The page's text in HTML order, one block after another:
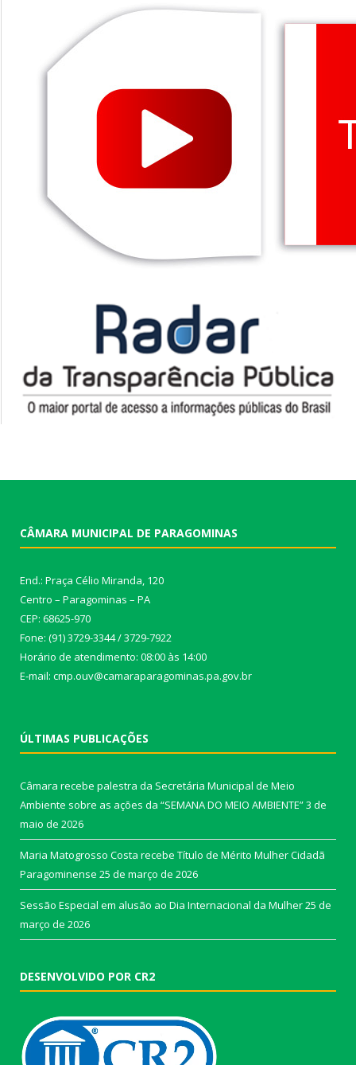
CÂMARA MUNICIPAL DE PARAGOMINAS
End.: Praça Célio Miranda, 120
Centro – Paragominas – PA
CEP: 68625-970
Fone: (91) 3729-3344 / 3729-7922
Horário de atendimento: 08:00 às 14:00
E-mail: cmp.ouv@camaraparagominas.pa.gov.br
ÚLTIMAS PUBLICAÇÕES
Câmara recebe palestra da Secretária Municipal de Meio
Ambiente sobre as ações da “SEMANA DO MEIO AMBIENTE”3 de
maio de 2026
Maria Matogrosso Costa recebe Título de Mérito Mulher Cidadã
Paragominense 25 de março de 2026
Sessão Especial em alusão ao Dia Internacional da Mulher25 de
março de 2026
DESENVOLVIDO POR CR2